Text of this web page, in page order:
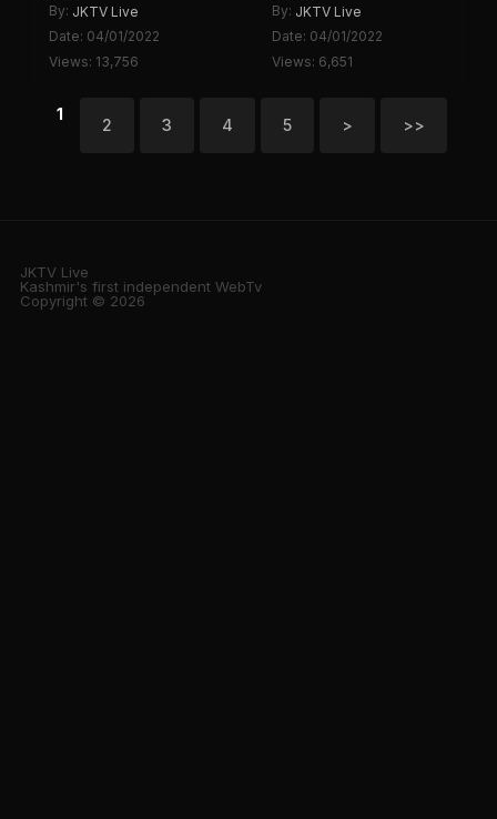
By: JKTV Live
Date: 04/01/2022
Views: 13,756
By: JKTV Live
Date: 04/01/2022
Views: 6,651
1
2 3 4 5 > >>
JKTV Live
Kashmir's first independent WebTv
Copyright © 2026